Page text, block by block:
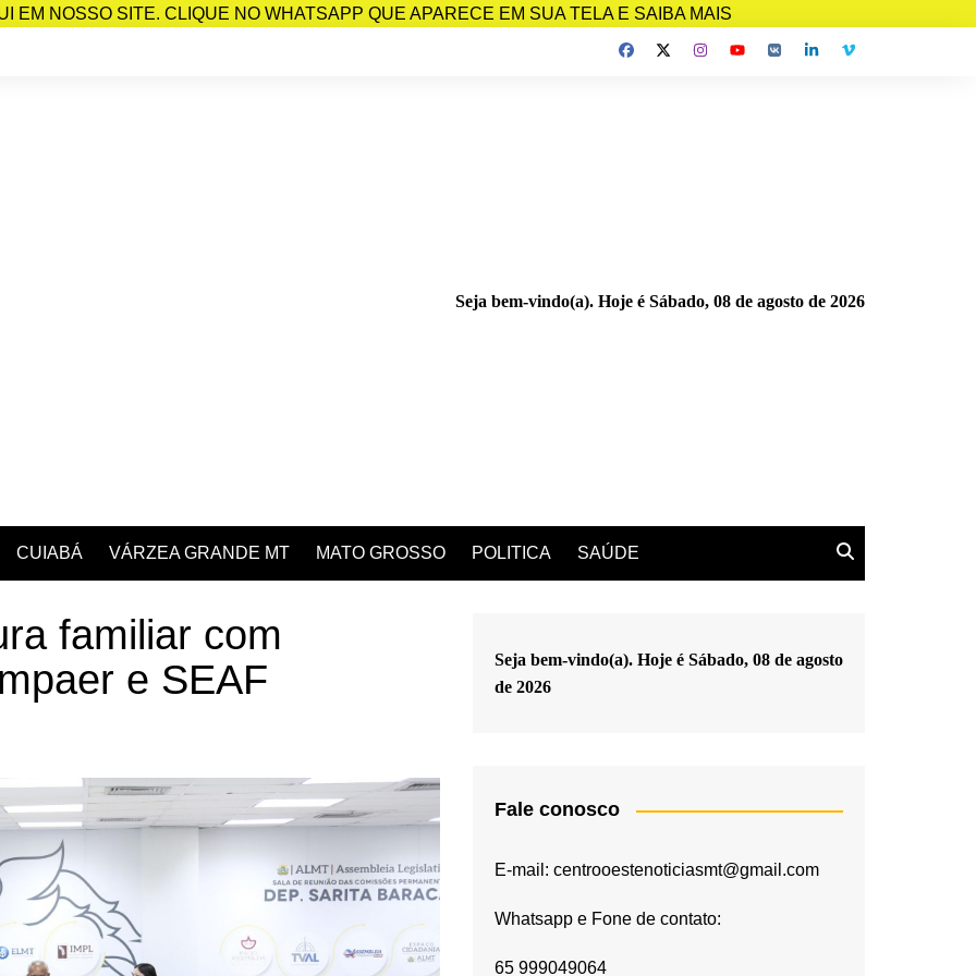
EM NOSSO SITE. CLIQUE NO WHATSAPP QUE APARECE EM SUA TELA E SAIBA MAIS
Seja bem-vindo(a). Hoje é Sábado, 08 de agosto de 2026
CUIABÁ VÁRZEA GRANDE MT MATO GROSSO POLITICA SAÚDE
familiar com
e SEAF
Seja bem-vindo(a). Hoje é Sábado, 08 de agosto
de 2026
Fale conosco
E-mail: centrooestenoticiasmt@gmail.com
Whatsapp e Fone de contato:
65 999049064